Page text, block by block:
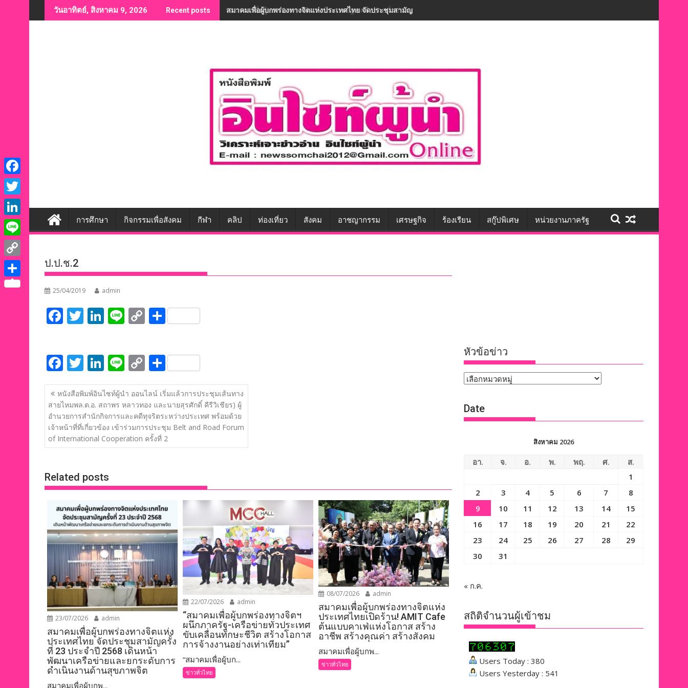
to
วันอาทิตย์, สิงหาคม 9, 2026 Recent posts “สมาคมเพื่อผู้บกพร่องทางจิตฯ ผนึกภาครัฐ-เครือข่ายทั่วประเทศ ขับเคลื่อนทักษะชีวิต สร้างโอกาสการจ้างงานอย่างเท่าเทียม”
การศึกษา กิจกรรมเพื่อสังคม กีฬา คลิป ท่องเที่ยว สังคม อาชญากรรม เศรษฐกิจ ร้องเรียน สกู๊ปพิเศษ หน่วยงานภาครัฐ
ป.ป.ช.2
25/04/2019 admin
F
ac
b
o
o
k
T
w
er
Li
n
e
dI
n
Li
n
C
o
y
Li
n
k
S
h
e
F
ac
e
b
o
o
T
w
itt
er
Li
n
k
e
dI
n
Li
n
e
C
o
p
y
Li
n
S
h
ar
e
แนะแนว
เรื่อง
หนังสือพิมพ์อินไซท์ผู้นำ ออนไลน์ เริ่มแล้วการประชุมเส้นทาง
สายไหมพล.ต.อ. สถาพร หลาวทอง และนายสุรศักดิ์ คีรีวิเชียร) ผู้
อำนวยการสำนักกิจการและคดีทุจริตระหว่างประเทศ พร้อมด้วย
เจ้าหน้าที่ที่เกี่ยวข้อง เข้าร่วมการประชุม Belt and Road Forum
of International Cooperation ครั้งที่ 2
Related posts
23/07/2026 admin
สมาคมเพื่อผู้บกพร่องทางจิตแห่ง
ประเทศไทย จัดประชุมสามัญครั้ง
ที่ 23 ประจำปี 2568 เดินหน้า
พัฒนาเครือข่ายและยกระดับการ
ดำเนินงานด้านสุขภาพจิต
สมาคมเพื่อผู้บกพ...
22/07/2026 admin
“สมาคมเพื่อผู้บกพร่องทางจิตฯ
ผนึกภาครัฐ-เครือข่ายทั่วประเทศ
ขับเคลื่อนทักษะชีวิต สร้างโอกาส
การจ้างงานอย่างเท่าเทียม”
“สมาคมเพื่อผู้บก...
ข่าวทั่วไทย
08/07/2026 admin
สมาคมเพื่อผู้บกพร่องทางจิตแห่ง
ประเทศไทยเปิดร้าน! AMIT Cafe
ต้นแบบคาเฟ่แห่งโอกาส สร้าง
อาชีพ สร้างคุณค่า สร้างสังคม
สมาคมเพื่อผู้บกพ...
ข่าวทั่วไทย
หัวข้อข่าว
หัวข้อ
Date
สิงหาคม 2026
อา. จ. อ. พ. พฤ. ศ.
ส.
1
2
3 4 5 6 7
8
9
10 11 12 13 14
15
16
17 18 19 20 21
22
23
24 25 26 27 28
29
30
31
« ก.ค.
สถิติจำนวนผู้เข้าชม
Users Today : 380
Users Yesterday : 541
F
a
c
e
b
o
o
T
w
i
t
e
L
i
n
k
e
L
i
n
C
o
S